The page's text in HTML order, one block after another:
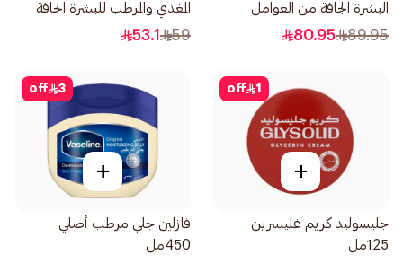
البشرة الجافة من العوامل
الخارجية 500جرام
89.95
80.95
المغذي والمرطب للبشرة الجافة
والحساسة 500مل
59
53.1
1
off
+
جليسوليد كريم غليسرين
125مل
3
off
+
فازلين جلي مرطب أصلي
450مل